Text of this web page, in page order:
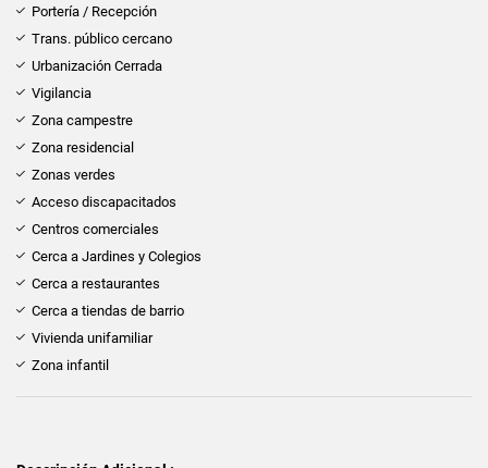
Portería / Recepción
Trans. público cercano
Urbanización Cerrada
Vigilancia
Zona campestre
Zona residencial
Zonas verdes
Acceso discapacitados
Centros comerciales
Cerca a Jardines y Colegios
Cerca a restaurantes
Cerca a tiendas de barrio
Vivienda unifamiliar
Zona infantil